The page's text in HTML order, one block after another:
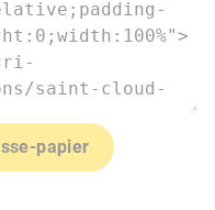
papier